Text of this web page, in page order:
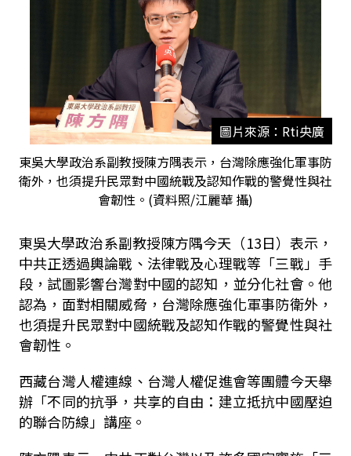
圖片來源：Rti央廣
東吳大學政治系副教授陳方隅表示，台灣除應強化軍事防
衛外，也須提升民眾對中國統戰及認知作戰的警覺性與社
會韌性。(資料照/江麗華 攝)
東吳大學政治系副教授陳方隅今天（13日）表示，
中共正透過輿論戰、法律戰及心理戰等「三戰」手
段，試圖影響台灣對中國的認知，並分化社會。他
認為，面對相關威脅，台灣除應強化軍事防衛外，
也須提升民眾對中國統戰及認知作戰的警覺性與社
會韌性。
西藏台灣人權連線、台灣人權促進會等團體今天舉
辦「不同的抗爭，共享的自由：建立抵抗中國壓迫
的聯合防線」講座。